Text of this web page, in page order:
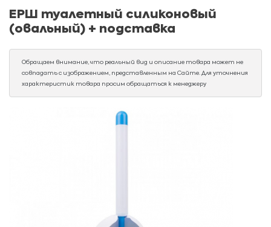
ЕРШ туалетный силиконовый
(овальный) + подставка
Обращаем внимание, что реальный вид и описание товара может не
совпадать с изображением, представленным на Сайте. Для уточнения
характеристик товара просим обращаться к менеджеру